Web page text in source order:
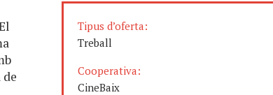
Tipus d’oferta:
Treball
Cooperativa:
CineBaix